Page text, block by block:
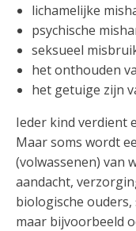
lichamelijke
psychische
seksueel
het onthouden
het getuige zijn
Ieder kind verdient
Maar soms wordt
(volwassenen) van
aandacht,
biologische
maar bijvoorbeeld